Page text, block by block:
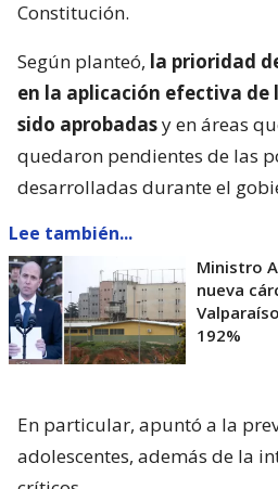
Constitución.
Según planteó, la prioridad
en la aplicación efectiva de
sido aprobadasy en áreas
quedaron pendientes de las
desarrolladas durante el
Lee también...
Ministro
nueva
192%
En particular, apuntó a la
adolescentes, además de la